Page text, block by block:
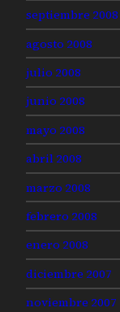
septiembre 2008
agosto 2008
julio 2008
junio 2008
mayo 2008
abril 2008
marzo 2008
febrero 2008
enero 2008
diciembre 2007
noviembre 2007